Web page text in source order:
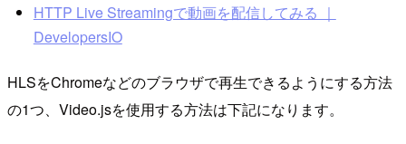
HTTP Live Streamingで動画を配信してみる ｜
DevelopersIO
HLSをChromeなどのブラウザで再生できるようにする方法
の1つ、Video.jsを使用する方法は下記になります。